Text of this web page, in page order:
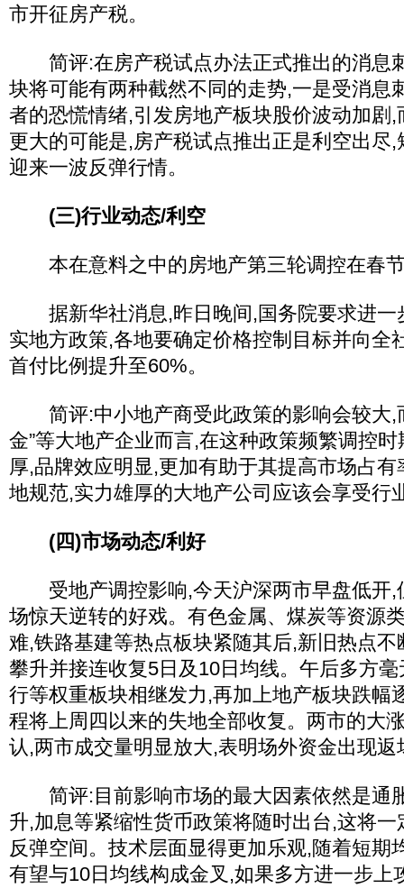
市开征房产税。
简评:在房产税试点办法正式推出的消息
块将可能有两种截然不同的走势,一是受消息
者的恐慌情绪,引发房地产板块股价波动加剧
更大的可能是,房产税试点推出正是利空出尽
迎来一波反弹行情。
(三)行业动态/利空
本在意料之中的房地产第三轮调控在春
据新华社消息,昨日晚间,国务院要求进一
实地方政策,各地要确定价格控制目标并向全
首付比例提升至60%。
简评:中小地产商受此政策的影响会较大,
金”等大地产企业而言,在这种政策频繁调控
厚,品牌效应明显,更加有助于其提高市场占
地规范,实力雄厚的大地产公司应该会享受行
(四)市场动态/利好
受地产调控影响,今天沪深两市早盘低开,
场惊天逆转的好戏。有色金属、煤炭等资源
难,铁路基建等热点板块紧随其后,新旧热点
攀升并接连收复5日及10日均线。午后多方
行等权重板块相继发力,再加上地产板块跌幅
程将上周四以来的失地全部收复。两市的大
认,两市成交量明显放大,表明场外资金出现返
简评:目前影响市场的最大因素依然是通
升,加息等紧缩性货币政策将随时出台,这将
反弹空间。技术层面显得更加乐观,随着短期
有望与10日均线构成金叉,如果多方进一步上